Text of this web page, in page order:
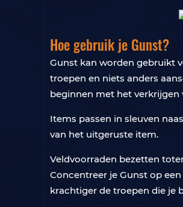
Hoe gebruik je Gunst?
Gunst kan worden gebruikt
troepen en niets anders
beginnen met het verkrijgen
Items passen in sleuven
van het uitgeruste item.
Veldvoorraden bezetten
Concentreer je Gunst op
krachtiger de troepen die je